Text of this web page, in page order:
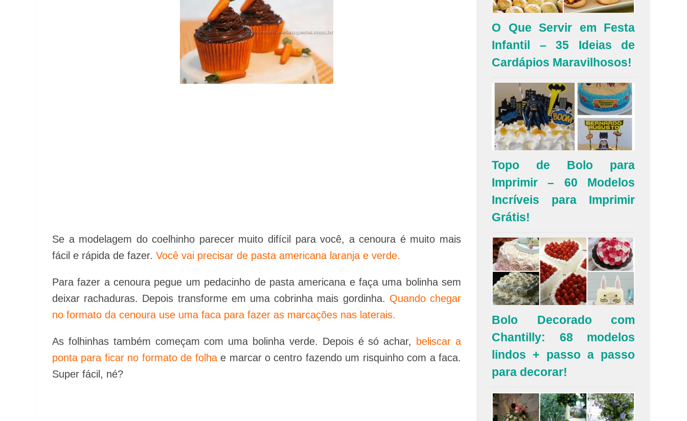
Se a modelagem do coelhinho parecer muito difícil para você, a cenoura é muito mais
fácil e rápida de fazer. Você vai precisar de pasta americana laranja e verde.
Para fazer a cenoura pegue um pedacinho de pasta americana e faça uma bolinha sem
deixar rachaduras. Depois transforme em uma cobrinha mais gordinha. Quando chegar
no formato da cenoura use uma faca para fazer as marcações nas laterais.
As folhinhas também começam com uma bolinha verde. Depois é só achar,
beliscar a
ponta para ficar no formato de folhae marcar o centro fazendo um risquinho com a faca.
Super fácil, né?
O Que Servir em Festa
Infantil – 35 Ideias de
Cardápios Maravilhosos!
Topo de Bolo para
Imprimir – 60 Modelos
Incríveis para Imprimir
Grátis!
Bolo Decorado com
Chantilly: 68 modelos
lindos + passo a passo
para decorar!